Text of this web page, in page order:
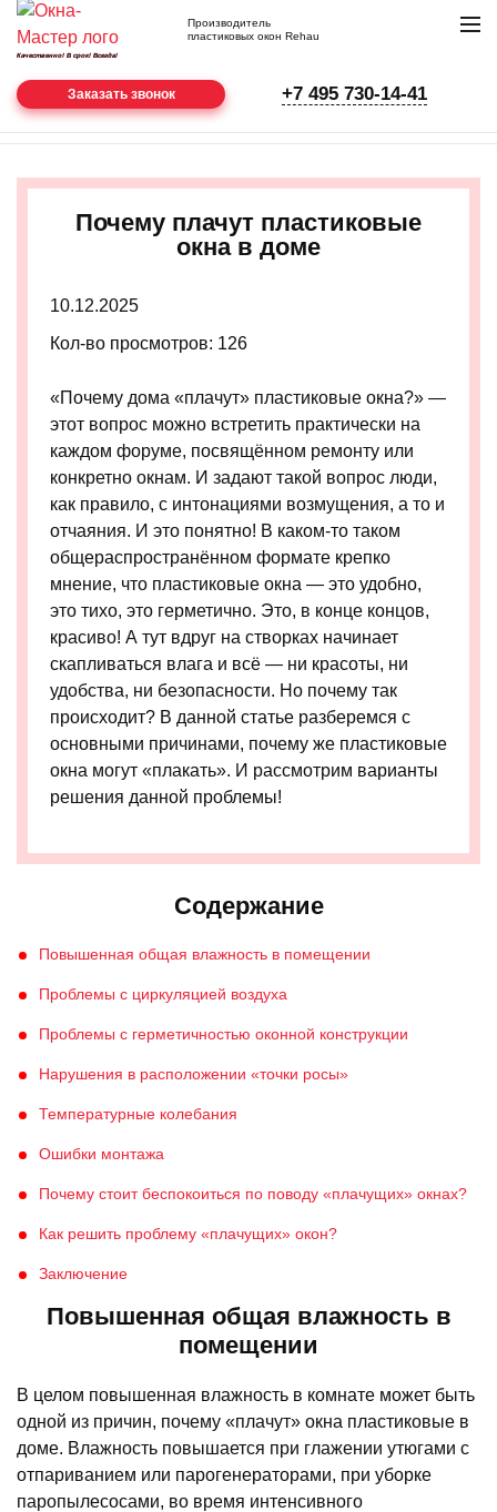
Качественно! В срок! Всегда!
Производитель
пластиковых окон Rehau
Заказать звонок +7 495 730-14-41
Главная Статьи Почему плачут пластиковые окна в доме
Почему плачут пластиковые
окна в доме
10.12.2025
Кол-во просмотров: 126
«Почему дома «плачут» пластиковые окна?» —
этот вопрос можно встретить практически на
каждом форуме, посвящённом ремонту или
конкретно окнам. И задают такой вопрос люди,
как правило, с интонациями возмущения, а то и
отчаяния. И это понятно! В каком-то таком
общераспространённом формате крепко
мнение, что пластиковые окна — это удобно,
это тихо, это герметично. Это, в конце концов,
красиво! А тут вдруг на створках начинает
скапливаться влага и всё — ни красоты, ни
удобства, ни безопасности. Но почему так
происходит? В данной статье разберемся с
основными причинами, почему же пластиковые
окна могут «плакать». И рассмотрим варианты
решения данной проблемы!
Содержание
Повышенная общая влажность в помещении
Проблемы с циркуляцией воздуха
Проблемы с герметичностью оконной конструкции
Нарушения в расположении «точки росы»
Температурные колебания
Ошибки монтажа
Почему стоит беспокоиться по поводу «плачущих» окнах?
Как решить проблему «плачущих» окон?
Заключение
Повышенная общая влажность в
помещении
В целом повышенная влажность в комнате может быть
одной из причин, почему «плачут» окна пластиковые в
доме. Влажность повышается при глажении утюгами с
отпариванием или парогенераторами, при уборке
паропылесосами, во время интенсивного